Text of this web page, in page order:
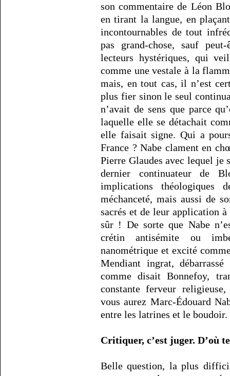
son commentaire de Léon
en tirant la langue, en
incontournables de tout
pas grand-chose, sauf
lecteurs hystériques, qui
comme une vestale à la
mais, en tout cas, il n’est
plus fier sinon le seul
n’avait de sens que parce
laquelle elle se détachait
elle faisait signe. Qui a
France ? Nabe clament en
Pierre Glaudes avec lequel je
dernier continuateur de
implications
méchanceté, mais aussi de
sacrés et de leur application
sûr ! De sorte que Nabe
crétin antisémite ou
nanométrique et excité
Mendiant ingrat,
comme disait Bonnefoy,
constante ferveur
vous aurez Marc-Édouard
entre les latrines et le boudoir.
Critiquer, c’est juger. D’où
Belle question, la plus